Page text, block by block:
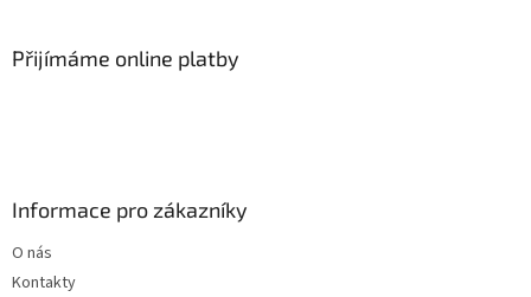
Přijímáme online platby
Informace pro zákazníky
O nás
Kontakty